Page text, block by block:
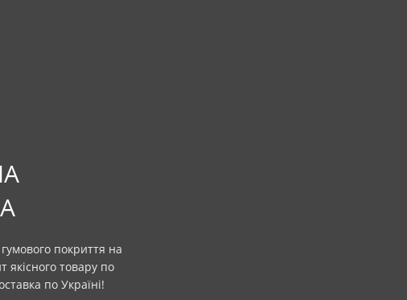
покриття на
товару по
по Україні!